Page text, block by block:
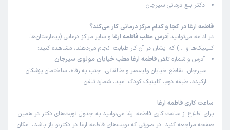
دکتر بلع درمانی سیرجان
فاطمه ارغا در کجا و کدام مرکز درمانی کار می‌کند؟
در ادامه می‌توانید آدرس مطب فاطمه ارغا و سایر مراکز درمانی (بیمارستان‌ها،
کلینیک‌ها و …) که ایشان در آن کار طبابت انجام می‌دهند، مشاهده کنید:
آدرس و شماره تلفنفاطمه ارغا مطب خیابان مولوی سیرجان
سیرجان، تقاطع خیابان ولیعصر و طالقانی، جنب به رفاه، ساختمان پزشکان
ارکیده، طبقه دوم، کلینیک کودک امید، شماره تلفن:
ساعت کاری فاطمه ارغا
برای اطلاع از ساعت کاری فاطمه ارغا می‌توانید به جدول نوبت‌های دکتر در همین
صفحه مراجعه کنید. در صورتی که نوبت‌های فاطمه ارغا در دکترتو باز باشد، امکان